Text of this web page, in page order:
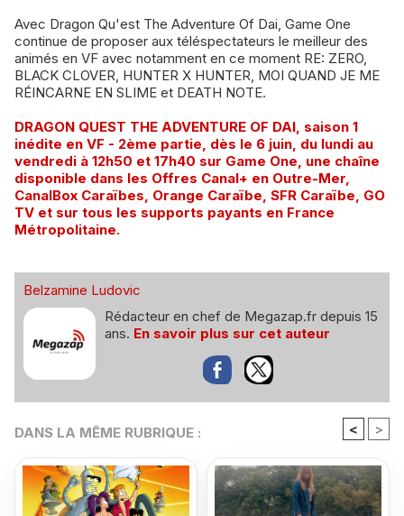
Avec Dragon Qu'est The Adventure Of Dai, Game One
continue de proposer aux téléspectateurs le meilleur des
animés en VF avec notamment en ce moment RE: ZERO,
BLACK CLOVER, HUNTER X HUNTER, MOI QUAND JE ME
RÉINCARNE EN SLIME et DEATH NOTE.
DRAGON QUEST THE ADVENTURE OF DAI, saison 1
inédite en VF - 2ème partie, dès le 6 juin, du lundi au
vendredi à 12h50 et 17h40 sur Game One, une chaîne
disponible dans les Offres Canal+ en Outre-Mer,
CanalBox Caraïbes, Orange Caraïbe, SFR Caraïbe, GO
TV et sur tous les supports payants en France
Métropolitaine.
Belzamine Ludovic
Rédacteur en chef de Megazap.fr depuis 15
ans. En savoir plus sur cet auteur
DANS LA MÊME RUBRIQUE : < >